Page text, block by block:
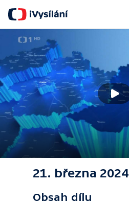
21. března 2024
Obsah dílu